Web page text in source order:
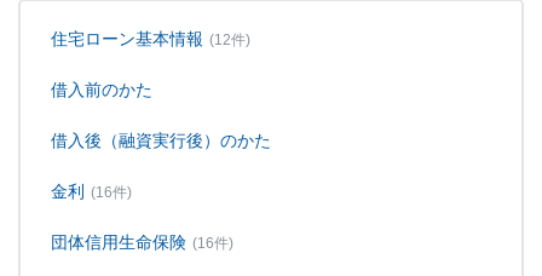
住宅ローン基本情報 (12件)
借入前のかた
借入後（融資実行後）のかた
金利 (16件)
団体信用生命保険 (16件)